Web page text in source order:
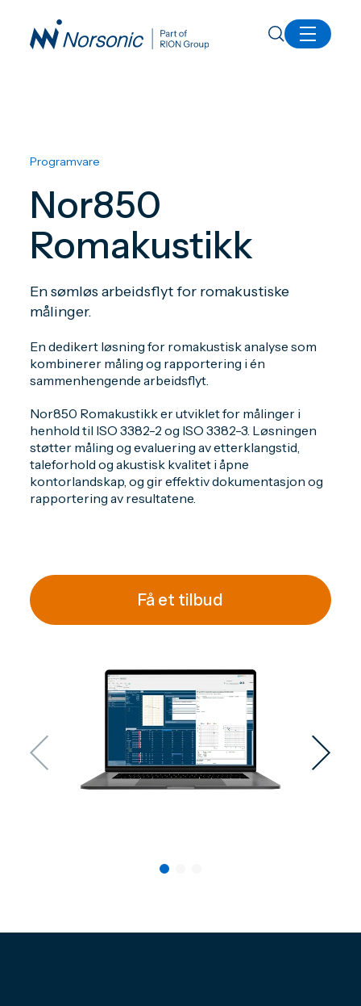
Programvare
Nor850
Romakustikk
En sømløs arbeidsflyt for romakustiske
målinger.
En dedikert løsning for romakustisk analyse som
kombinerer måling og rapportering i én
sammenhengende arbeidsflyt.
Nor850 Romakustikk er utviklet for målinger i
henhold til ISO 3382-2 og ISO 3382-3. Løsningen
støtter måling og evaluering av etterklangstid,
taleforhold og akustisk kvalitet i åpne
kontorlandskap, og gir effektiv dokumentasjon og
rapportering av resultatene.
Få et tilbud